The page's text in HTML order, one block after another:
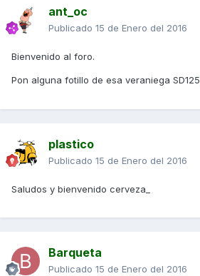
ant_oc
Publicado 15 de Enero del 2016
Bienvenido al foro.
Pon alguna fotillo de esa veraniega SD125
plastico
Publicado 15 de Enero del 2016
Saludos y bienvenido cerveza_
Barqueta
Publicado 15 de Enero del 2016